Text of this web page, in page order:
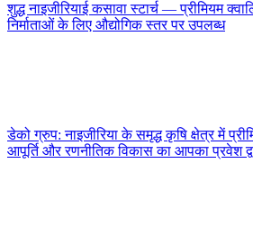
शुद्ध नाइजीरियाई कसावा स्टार्च — प्रीमियम
निर्माताओं के लिए औद्योगिक स्तर पर उपलब्ध
डेको ग्रुप: नाइजीरिया के समृद्ध कृषि क्षेत्र में
आपूर्ति और रणनीतिक विकास का आपका प्रवेश